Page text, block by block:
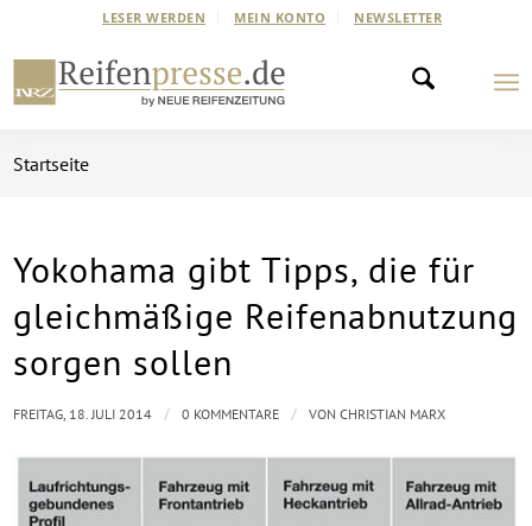
LESER WERDEN MEIN KONTO NEWSLETTER
Startseite
Yokohama gibt Tipps, die für
gleichmäßige Reifenabnutzung
sorgen sollen
FREITAG, 18. JULI 2014 / 0 KOMMENTARE / VONCHRISTIAN MARX